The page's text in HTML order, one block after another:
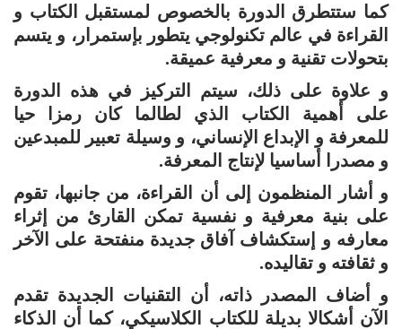
كما ستتطرق الدورة بالخصوص لمستقبل الكتاب و
القراءة في عالم تكنولوجي يتطور بإستمرار، و يتسم
بتحولات تقنية و معرفية عميقة.
و علاوة على ذلك، سيتم التركيز في هذه الدورة
على أهمية الكتاب الذي لطالما كان رمزا حيا
للمعرفة و الإبداع الإنساني، و وسيلة تعبير للمبدعين
و مصدرا أساسيا لإنتاج المعرفة.
و أشار المنظمون إلى أن القراءة، من جانبها، تقوم
على بنية معرفية و نفسية تمكن القارئ من إثراء
معارفه و إستكشاف آفاق جديدة منفتحة على الآخر
و ثقافته و تقاليده.
و أضاف المصدر ذاته، أن التقنيات الجديدة تقدم
الآن أشكالا بديلة للكتاب الكلاسيكي، كما أن الذكاء